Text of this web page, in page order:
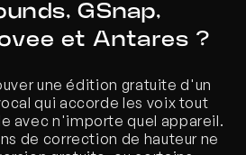
GSnap,
et Antares ?
une édition gratuite d'un
qui accorde les voix tout
avec n'importe quel appareil.
de correction de hauteur ne